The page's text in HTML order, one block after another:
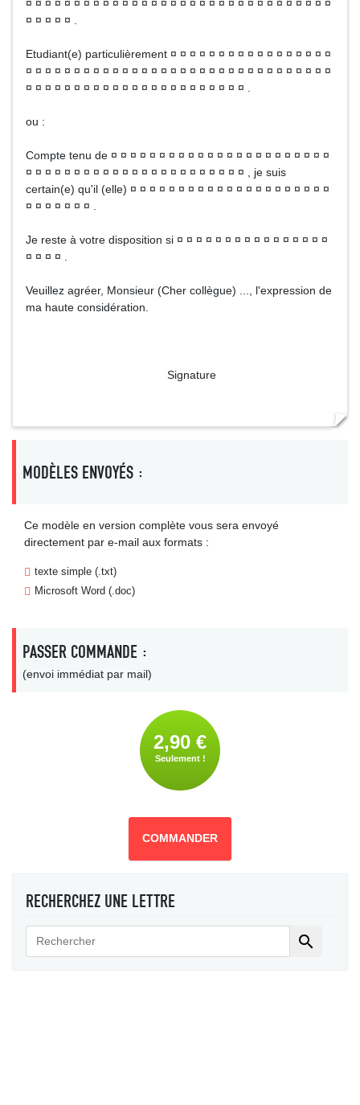
¤ ¤ ¤ ¤ ¤ ¤ ¤ ¤ ¤ ¤ ¤ ¤ ¤ ¤ ¤ ¤ ¤ ¤ ¤ ¤ ¤ ¤ ¤ ¤ ¤ ¤ ¤ ¤ ¤ ¤ ¤ ¤
¤ ¤ ¤ ¤ ¤ .
Etudiant(e) particulièrement ¤ ¤ ¤ ¤ ¤ ¤ ¤ ¤ ¤ ¤ ¤ ¤ ¤ ¤ ¤ ¤ ¤
¤ ¤ ¤ ¤ ¤ ¤ ¤ ¤ ¤ ¤ ¤ ¤ ¤ ¤ ¤ ¤ ¤ ¤ ¤ ¤ ¤ ¤ ¤ ¤ ¤ ¤ ¤ ¤ ¤ ¤ ¤ ¤
¤ ¤ ¤ ¤ ¤ ¤ ¤ ¤ ¤ ¤ ¤ ¤ ¤ ¤ ¤ ¤ ¤ ¤ ¤ ¤ ¤ ¤ ¤ .
ou :
Compte tenu de ¤ ¤ ¤ ¤ ¤ ¤ ¤ ¤ ¤ ¤ ¤ ¤ ¤ ¤ ¤ ¤ ¤ ¤ ¤ ¤ ¤ ¤ ¤
¤ ¤ ¤ ¤ ¤ ¤ ¤ ¤ ¤ ¤ ¤ ¤ ¤ ¤ ¤ ¤ ¤ ¤ ¤ ¤ ¤ ¤ ¤ , je suis
certain(e) qu'il (elle) ¤ ¤ ¤ ¤ ¤ ¤ ¤ ¤ ¤ ¤ ¤ ¤ ¤ ¤ ¤ ¤ ¤ ¤ ¤ ¤ ¤
¤ ¤ ¤ ¤ ¤ ¤ ¤ .
Je reste à votre disposition si ¤ ¤ ¤ ¤ ¤ ¤ ¤ ¤ ¤ ¤ ¤ ¤ ¤ ¤ ¤ ¤
¤ ¤ ¤ ¤ .
Veuillez agréer, Monsieur (Cher collègue) ..., l'expression de
ma haute considération.
Signature
MODÈLES ENVOYÉS :
Ce modèle en version complète vous sera envoyé
directement par e-mail aux formats :
texte simple (.txt)
Microsoft Word (.doc)
PASSER COMMANDE :
(envoi immédiat par mail)
2,90 €
Seulement !
COMMANDER
RECHERCHEZ UNE LETTRE
